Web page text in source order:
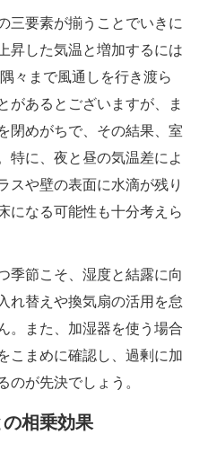
三要素が揃うことでいきに
昇した気温と増加するには
々まで風通しを行き渡ら
があるとございますが、ま
閉めがちで、その結果、室
特に、夜と昼の気温差によ
スや壁の表面に水滴が残り
になる可能性も十分考えら
季節こそ、湿度と結露に向
れ替えや換気扇の活用を怠
。また、加湿器を使う場合
こまめに確認し、過剰に加
のが先決でしょう。
相乗効果